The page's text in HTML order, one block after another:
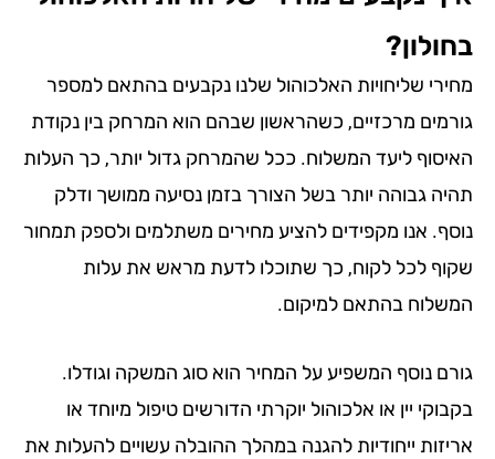
שליחויות האלכוהול שלנו נקבעים בהתאם למספר
מרכזיים, כשהראשון שבהם הוא המרחק בין נקודת
ליעד המשלוח. ככל שהמרחק גדול יותר, כך העלות
גבוהה יותר בשל הצורך בזמן נסיעה ממושך ודלק
אנו מקפידים להציע מחירים משתלמים ולספק תמחור
לכל לקוח, כך שתוכלו לדעת מראש את עלות
בהתאם למיקום.
נוסף המשפיע על המחיר הוא סוג המשקה וגודלו.
יין או אלכוהול יוקרתי הדורשים טיפול מיוחד או
ייחודיות להגנה במהלך ההובלה עשויים להעלות את